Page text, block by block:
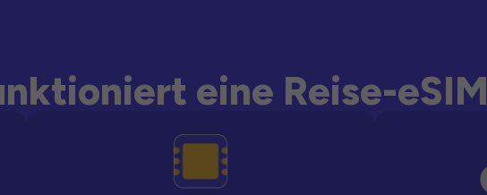
eine Reise-eSIM